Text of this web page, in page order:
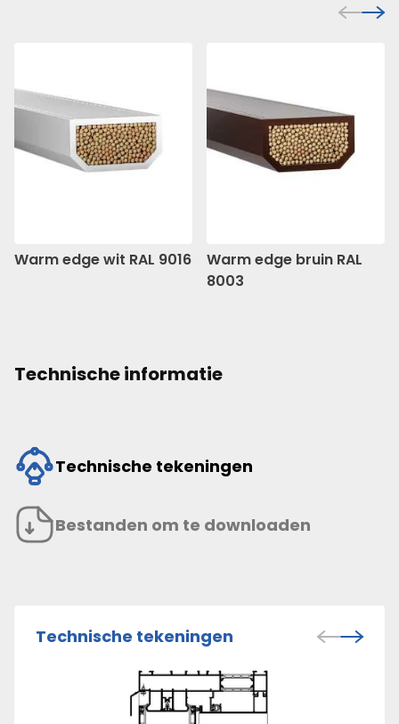
Warm edge wit RAL 9016
Warm edge bruin RAL
8003
Technische informatie
Technische tekeningen
Bestanden om te downloaden
Technische tekeningen